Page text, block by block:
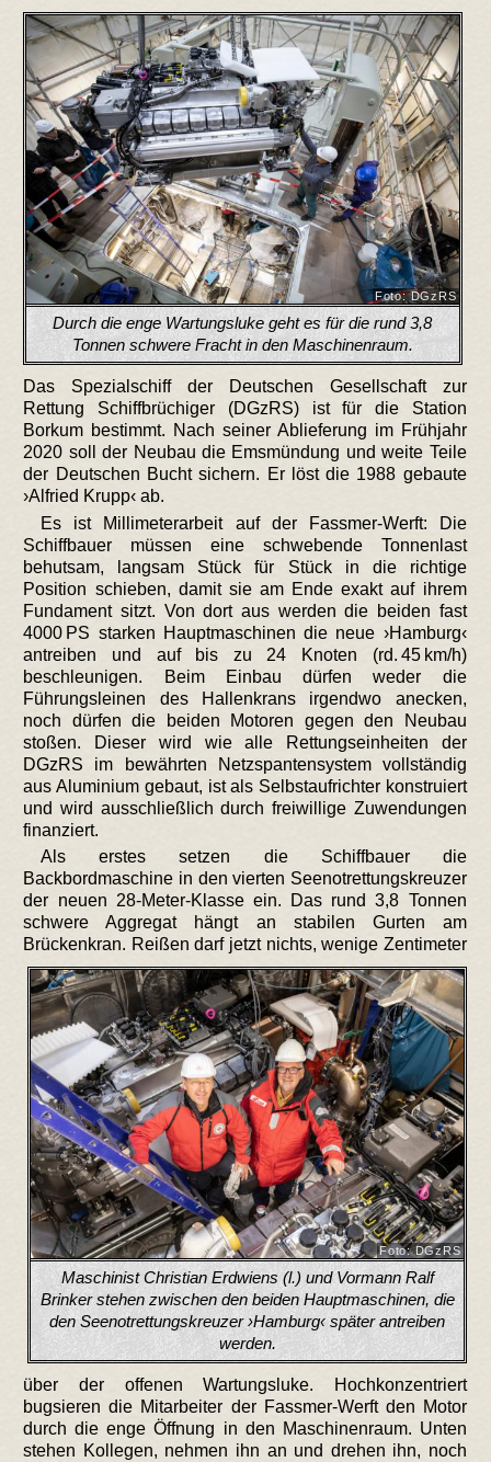
Foto: DGzRS
Durch die enge Wartungsluke geht es für die rund 3,8
Tonnen schwere Fracht in den Maschinenraum.
Das Spezialschiff der Deutschen Gesellschaft zur
Rettung Schiffbrüchiger (DGzRS) ist für die Station
Borkum bestimmt. Nach seiner Ablieferung im Frühjahr
2020 soll der Neubau die Emsmündung und weite Teile
der Deutschen Bucht sichern. Er löst die 1988 gebaute
›Alfried Krupp‹ ab.
Es ist Millimeterarbeit auf der Fassmer-Werft: Die
Schiffbauer müssen eine schwebende Tonnenlast
behutsam, langsam Stück für Stück in die richtige
Position schieben, damit sie am Ende exakt auf ihrem
Fundament sitzt. Von dort aus werden die beiden fast
4000 PS starken Hauptmaschinen die neue ›Hamburg‹
antreiben und auf bis zu 24 Knoten (rd. 45 km/h)
beschleunigen. Beim Einbau dürfen weder die
Führungsleinen des Hallenkrans irgendwo anecken,
noch dürfen die beiden Motoren gegen den Neubau
stoßen. Dieser wird wie alle Rettungseinheiten der
DGzRS im bewährten Netzspantensystem vollständig
aus Aluminium gebaut, ist als Selbstaufrichter konstruiert
und wird ausschließlich durch freiwillige Zuwendungen
finanziert.
Als erstes setzen die Schiffbauer die
Backbordmaschine in den vierten Seenotrettungskreuzer
der neuen 28-Meter-Klasse ein. Das rund 3,8 Tonnen
schwere Aggregat hängt an stabilen Gurten am
Brückenkran.
Foto: DGzRS
Maschinist Christian Erdwiens (l.) und Vormann Ralf
Brinker stehen zwischen den beiden Hauptmaschinen, die
den Seenotrettungskreuzer ›Hamburg‹ später antreiben
werden.
Reißen darf jetzt nichts, wenige Zentimeter
über der offenen Wartungsluke. Hochkonzentriert
bugsieren die Mitarbeiter der Fassmer-Werft den Motor
durch die enge Öffnung in den Maschinenraum. Unten
stehen Kollegen, nehmen ihn an und drehen ihn, noch